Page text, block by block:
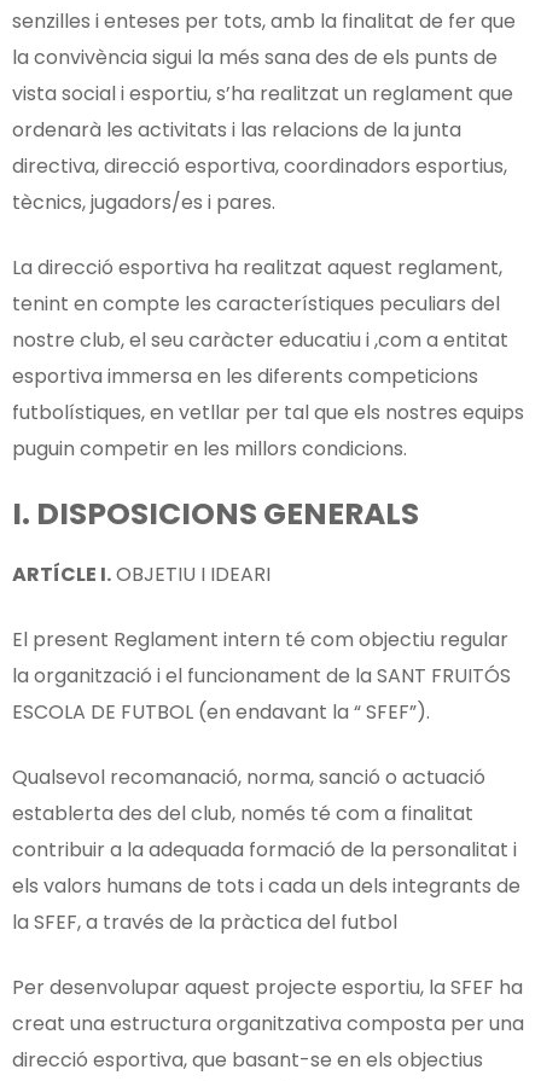
senzilles i enteses per tots, amb la finalitat de fer que
la convivència sigui la més sana des de els punts de
vista social i esportiu, s’ha realitzat un reglament que
ordenarà les activitats i las relacions de la junta
directiva, direcció esportiva, coordinadors esportius,
tècnics, jugadors/es i pares.
La direcció esportiva ha realitzat aquest reglament,
tenint en compte les característiques peculiars del
nostre club, el seu caràcter educatiu i ,com a entitat
esportiva immersa en les diferents competicions
futbolístiques, en vetllar per tal que els nostres equips
puguin competir en les millors condicions.
I. DISPOSICIONS GENERALS
ARTÍCLE I.OBJETIU I IDEARI
El present Reglament intern té com objectiu regular
la organització i el funcionament de la SANT FRUITÓS
ESCOLA DE FUTBOL (en endavant la “ SFEF”).
Qualsevol recomanació, norma, sanció o actuació
establerta des del club, només té com a finalitat
contribuir a la adequada formació de la personalitat i
els valors humans de tots i cada un dels integrants de
la SFEF, a través de la pràctica del futbol
Per desenvolupar aquest projecte esportiu, la SFEF ha
creat una estructura organitzativa composta per una
direcció esportiva, que basant-se en els objectius